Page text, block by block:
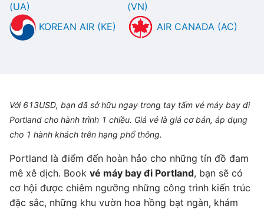
(UA)
(VN)
KOREAN AIR (KE)
AIR CANADA (AC)
Với 613USD, bạn đã sở hữu ngay trong tay tấm vé máy bay đi
Portland cho hành trình 1 chiều. Giá vé là giá cơ bản, áp dụng
cho 1 hành khách trên hạng phổ thông.
Portland là điểm đến hoàn hảo cho những tín đồ đam
mê xê dịch. Book vé máy bay đi Portland, bạn sẽ có
cơ hội được chiêm ngưỡng những công trình kiến trúc
đặc sắc, những khu vườn hoa hồng bạt ngàn, khám